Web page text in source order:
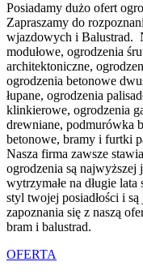
Posiadamy dużo ofert
Zapraszamy do
wjazdowych i Balustrad.
modułowe, ogrodzenia
architektoniczne,
ogrodzenia betonowe
łupane, ogrodzenia
klinkierowe, ogrodzenia
drewniane, podmurówka
betonowe, bramy i furtki
Nasza firma zawsze
ogrodzenia są najwyższej
wytrzymałe na długie
styl twojej posiadłości i
zapoznania się z naszą
bram i balustrad.
OFERTA